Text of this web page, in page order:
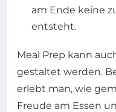
am Ende keine
entsteht.
Meal Prep kann
gestaltet werden.
erlebt man, wie
Freude am Essen